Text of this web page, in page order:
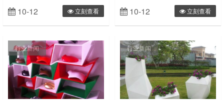
酚醛树脂基体。以玻璃纤维或其制品
作增强材料的增强塑料，称谓为玻璃
纤维增强塑料，或称为玻璃钢，不同
势分析。 玻璃钢是复合材料的一
种，玻璃钢材料因其独特的性能优
势，已在航空航天、铁道铁路、装饰
建筑、家居家具、广告展示、工艺礼
品、建材卫浴、游艇泊船、体育用
材、环卫工程……
10-12 立刻查看
料，配以少数的辅佐木材、软包资料
(海绵、布等)、油漆等制作而成的。
玻璃钢家具较传统的木质家具具有机
好、刚度大、寿命长、耐腐蚀、耐湿
热、不怕烫、防霉菌、耐水、防火等
长处，特别是不含有人造板家具对人
体有害的甲醛等挥发物质，产品质量
契合国家规范，其防火功能满意国家
消防……
10-12 立刻查看
行业新闻 行业新闻